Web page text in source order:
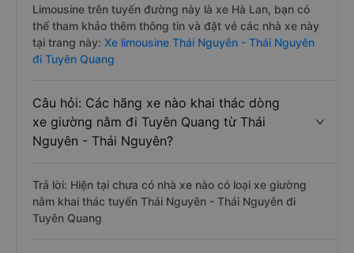
Limousine trên tuyến đường này là xe Hà Lan, bạn có
thể tham khảo thêm thông tin và đặt vé các nhà xe này
tại trang này: Xe limousine Thái Nguyên - Thái Nguyên
đi Tuyên Quang
Câu hỏi: Các hãng xe nào khai thác dòng
xe giường nằm đi Tuyên Quang từ Thái
Nguyên - Thái Nguyên?
Trả lời: Hiện tại chưa có nhà xe nào có loại xe giường
nằm khai thác tuyến Thái Nguyên - Thái Nguyên đi
Tuyên Quang